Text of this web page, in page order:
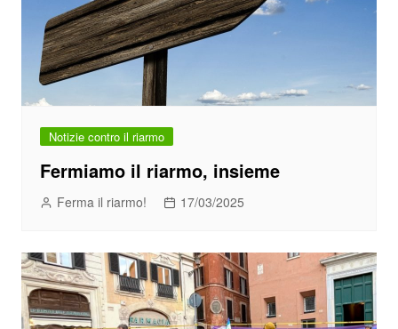
Notizie contro il riarmo
Fermiamo il riarmo, insieme
Ferma il riarmo! 17/03/2025